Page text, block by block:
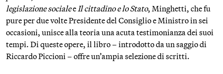
legislazione socialeeIl cittadino e lo Stato, Minghetti, che fu
pure per due volte Presidente del Consiglio e Ministro in sei
occasioni, unisce alla teoria una acuta testimonianza dei suoi
tempi. Di queste opere, il libro – introdotto da un saggio di
Riccardo Piccioni – offre un’ampia selezione di scritti.